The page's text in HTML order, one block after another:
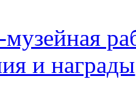
и награды